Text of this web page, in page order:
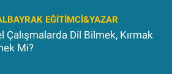
EĞITIMCI&YAZAR
Çalışmalarda Dil Bilmek, Kırmak
Mi?